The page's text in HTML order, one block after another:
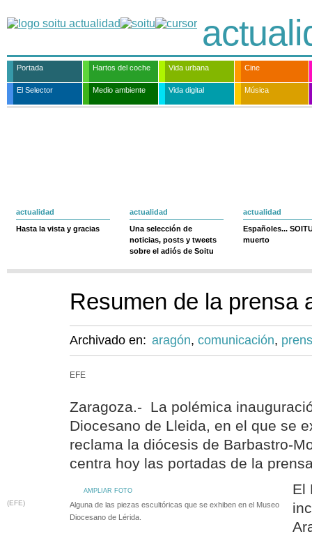
Portada Hartos del coche Vida urbana Cine
El Selector Medio ambiente Vida digital Música
actualidad
Hasta la vista y gracias
actualidad
Una selección de
noticias, posts y tweets
sobre el adiós de Soitu
actualidad
Españoles...
muerto
Resumen de la prensa
Archivado en: aragón, comunicación,
EFE
Zaragoza.- La polémica
Diocesano de Lleida, en el que se
reclama la diócesis de Barbastro-
centra hoy las portadas de la
AMPLIAR FOTO
(EFE)
Alguna de las piezas escultóricas que se exhiben en el Museo
Diocesano de Lérida.
El